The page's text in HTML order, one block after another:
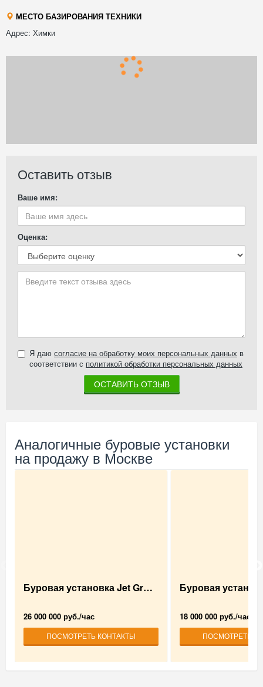
МЕСТО БАЗИРОВАНИЯ ТЕХНИКИ
Адрес: Химки
Оставить отзыв
Ваше имя:
Оценка:
Я даю согласие на обработку моих персональных данных в
соответствии с политикой обработки персональных данных
ОСТАВИТЬ ОТЗЫВ
Аналогичные буровые установки
на продажу в Москве
Буровая установка Jet Gr…
26 000 000 руб./час
ПОСМОТРЕТЬ КОНТАКТЫ
Буровая
18 000 000 руб./час
ПОСМОТРЕТЬ